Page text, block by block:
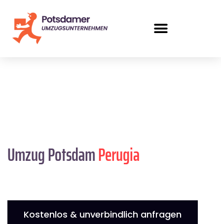
Umzug PotsdamPerugia
Kostenlos & unverbindlich anfragen